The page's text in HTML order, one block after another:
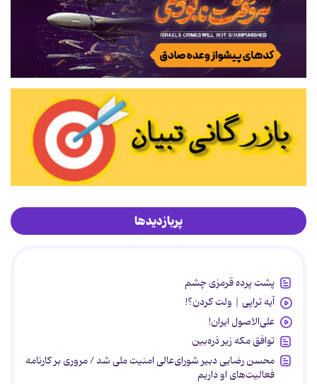
پربازدیدها
پشت پرده قرمزی چشم
آیه تراپی | ولت کردن؟!
علی‌الاصول ایران!
توافق مکه زیر ذره‌بین
محسن رضایی دبیر شورای‌عالی امنیت ملی شد / مروری بر کارنامه
فعالیت‌های او داریم